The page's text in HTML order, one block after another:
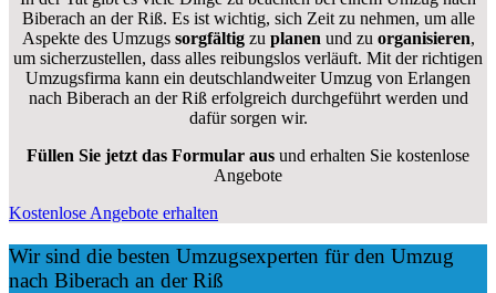
Biberach an der Riß. Es ist wichtig, sich Zeit zu nehmen, um alle
Aspekte des Umzugs sorgfältigzu planen und zu organisieren,
um sicherzustellen, dass alles reibungslos verläuft. Mit der richtigen
Umzugsfirma kann ein deutschlandweiter Umzug von Erlangen
nach Biberach an der Riß erfolgreich durchgeführt werden und
dafür sorgen wir.
Füllen Sie jetzt das Formular aus und erhalten Sie kostenlose
Angebote
Kostenlose Angebote erhalten
Wir sind die besten Umzugsexperten für den Umzug
nach Biberach an der Riß